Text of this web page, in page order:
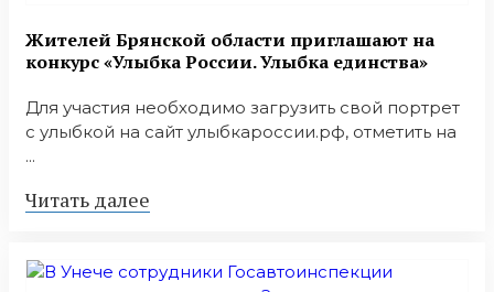
Жителей Брянской области приглашают на
конкурс «Улыбка России. Улыбка единства»
Для участия необходимо загрузить свой портрет
с улыбкой на сайт улыбкароссии.рф, отметить на
...
Читать далее